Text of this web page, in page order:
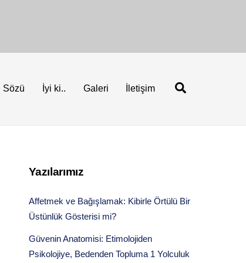
Sözü İyi ki.. Galeri İletişim
Yazılarımız
Affetmek ve Bağışlamak: Kibirle Örtülü Bir
Üstünlük Gösterisi mi?
Güvenin Anatomisi: Etimolojiden
Psikolojiye, Bedenden Topluma 1 Yolculuk